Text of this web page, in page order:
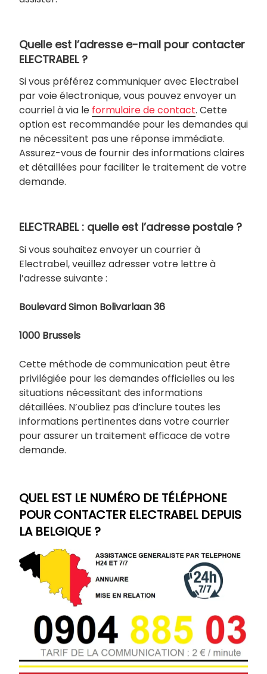
Quelle est l’adresse e-mail pour contacter
ELECTRABEL ?
Si vous préférez communiquer avec Electrabel
par voie électronique, vous pouvez envoyer un
courriel à via le formulaire de contact. Cette
option est recommandée pour les demandes qui
ne nécessitent pas une réponse immédiate.
Assurez-vous de fournir des informations claires
et détaillées pour faciliter le traitement de votre
demande.
ELECTRABEL : quelle est l’adresse postale ?
Si vous souhaitez envoyer un courrier à
Electrabel, veuillez adresser votre lettre à
l’adresse suivante :
Boulevard Simon Bolivarlaan 36
1000 Brussels
Cette méthode de communication peut être
privilégiée pour les demandes officielles ou les
situations nécessitant des informations
détaillées. N’oubliez pas d’inclure toutes les
informations pertinentes dans votre courrier
pour assurer un traitement efficace de votre
demande.
QUEL EST LE NUMÉRO DE TÉLÉPHONE
POUR CONTACTER ELECTRABEL DEPUIS
LA BELGIQUE ?